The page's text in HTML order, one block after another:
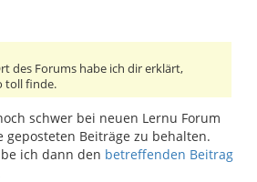
des Forums habe ich dir erklärt,
toll finde.
schwer bei neuen Lernu Forum
Beiträge zu behalten.
ich dann den betreffenden Beitrag